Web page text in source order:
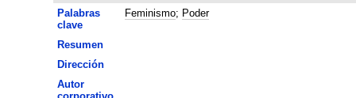
Palabras
clave
Feminismo; Poder
Resumen
Dirección
Autor